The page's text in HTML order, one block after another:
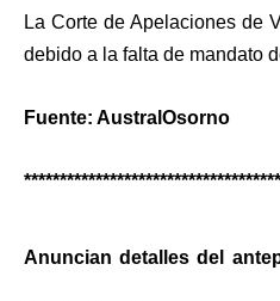
La Corte de Apelaciones de
debido a la falta de mandato
Fuente: AustralOsorno
Anuncian detalles del